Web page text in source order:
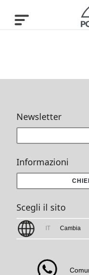
Newsletter
Informazioni
Scegli il sito
IT Cambia